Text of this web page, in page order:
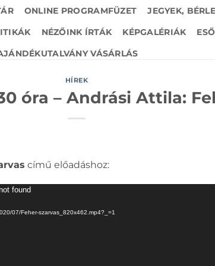
ONLINE PROGRAMFÜZET JEGYEK,
NÉZŐINK ÍRTÁK KÉPGALÉRIÁK
VÁSÁRLÁS
HÍREK
óra – Andrási Attila:
című előadáshoz:
found
07/Feher-szarvas_820x462.mp4?_=1